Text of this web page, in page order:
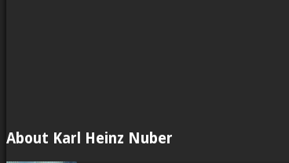
About Karl Heinz Nuber